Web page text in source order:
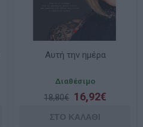
Αυτή την ημέρα
Διαθέσιμο
18,80€ 16,92€